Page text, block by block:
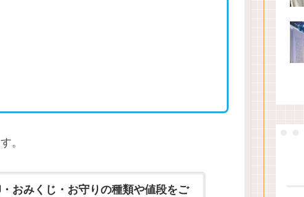
。
おみくじ・お守りの種類や値段をご